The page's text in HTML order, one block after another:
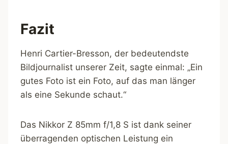
Fazit
Henri Cartier-Bresson, der bedeutendste
Bildjournalist unserer Zeit, sagte einmal: „Ein
gutes Foto ist ein Foto, auf das man länger
als eine Sekunde schaut.“
Das Nikkor Z 85mm f/1,8 S ist dank seiner
überragenden optischen Leistung ein